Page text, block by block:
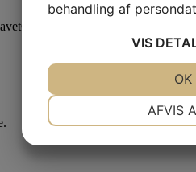
#SkørOgLækker
behandling af
VIS
AFVIS
OK